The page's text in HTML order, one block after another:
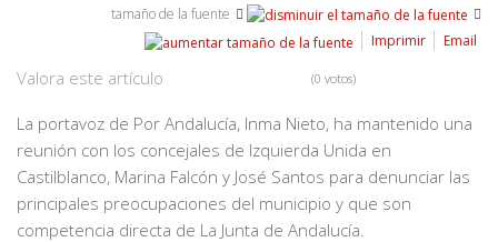
tamaño de la fuente
Imprimir
Email
Valora este artículo (0 votos)
La portavoz de Por Andalucía, Inma Nieto, ha mantenido una
reunión con los concejales de Izquierda Unida en
Castilblanco, Marina Falcón y José Santos para denunciar las
principales preocupaciones del municipio y que son
competencia directa de La Junta de Andalucía.